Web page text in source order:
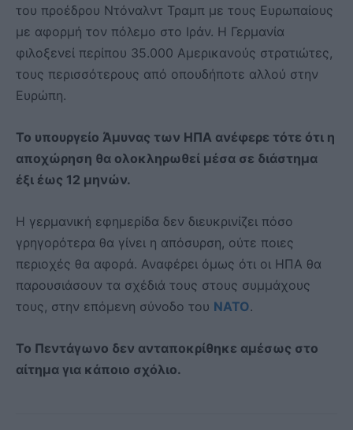
του προέδρου Ντόναλντ Τραμπ με τους Ευρωπαίους
με αφορμή τον πόλεμο στο Ιράν. Η Γερμανία
φιλοξενεί περίπου 35.000 Αμερικανούς στρατιώτες,
τους περισσότερους από οπουδήποτε αλλού στην
Ευρώπη.
Το υπουργείο Άμυνας των ΗΠΑ ανέφερε τότε ότι η
αποχώρηση θα ολοκληρωθεί μέσα σε διάστημα
έξι έως 12 μηνών.
Η γερμανική εφημερίδα δεν διευκρινίζει πόσο
γρηγορότερα θα γίνει η απόσυρση, ούτε ποιες
περιοχές θα αφορά. Αναφέρει όμως ότι οι ΗΠΑ θα
παρουσιάσουν τα σχέδιά τους στους συμμάχους
τους, στην επόμενη σύνοδο του ΝΑΤΟ.
Το Πεντάγωνο δεν ανταποκρίθηκε αμέσως στο
αίτημα για κάποιο σχόλιο.